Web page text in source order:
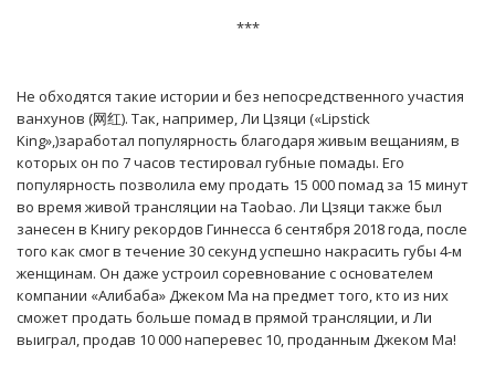
***
Не обходятся такие истории и без непосредственного участия
ванхунов (网红). Так, например, Ли Цзяци («Lipstick
King»,)заработал популярность благодаря живым вещаниям, в
которых он по 7 часов тестировал губные помады. Его
популярность позволила ему продать 15 000 помад за 15 минут
во время живой трансляции на Taobao. Ли Цзяци также был
занесен в Книгу рекордов Гиннесса 6 сентября 2018 года, после
того как смог в течение 30 секунд успешно накрасить губы 4-м
женщинам. Он даже устроил соревнование с основателем
компании «Алибаба» Джеком Ма на предмет того, кто из них
сможет продать больше помад в прямой трансляции, и Ли
выиграл, продав 10 000 наперевес 10, проданным Джеком Ма!